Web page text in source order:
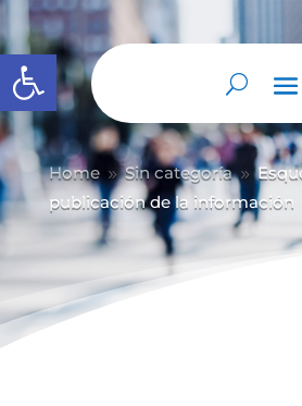
Abrir barra de herramientas
Home 9 Sin categoría 9
publicación de la información